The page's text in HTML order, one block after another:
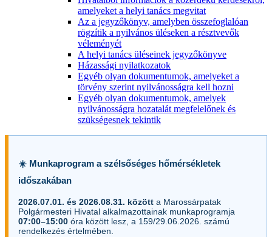
amelyeket a helyi tanács megvitat
Az a jegyzőkönyv, amelyben összefoglalóan
rögzítik a nyilvános üléseken a résztvevők
véleményét
A helyi tanács üléseinek jegyzőkönyve
Házassági nyilatkozatok
Egyéb olyan dokumentumok, amelyeket a
törvény szerint nyilvánosságra kell hozni
Egyéb olyan dokumentumok, amelyek
nyilvánosságra hozatalát megfelelőnek és
szükségesnek tekintik
☀️ Munkaprogram a szélsőséges hőmérsékletek
időszakában
2026.07.01. és 2026.08.31. között a Marossárpatak
Polgármesteri Hivatal alkalmazottainak munkaprogramja
07:00–15:00 óra között lesz, a 159/29.06.2026. számú
rendelkezés értelmében.